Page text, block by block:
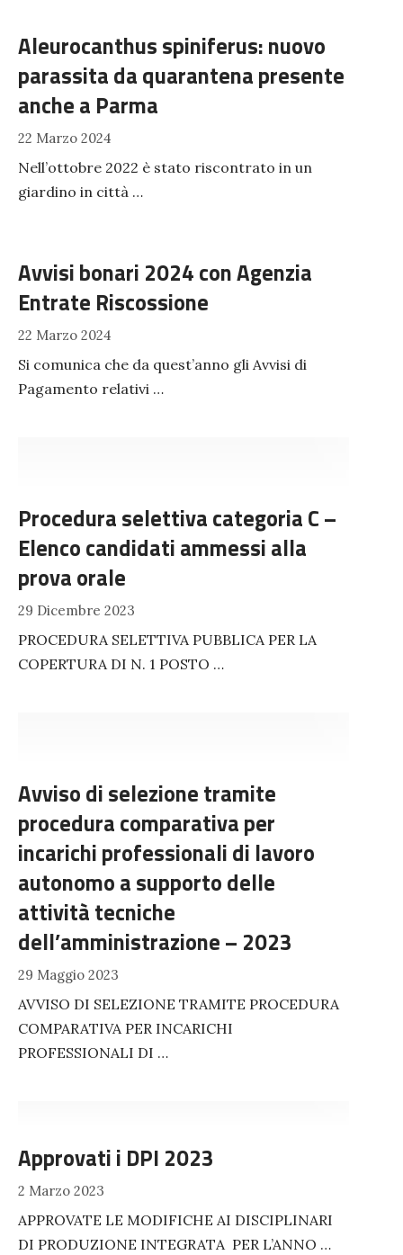
Aleurocanthus spiniferus: nuovo
parassita da quarantena presente
anche a Parma
22 Marzo 2024
Nell’ottobre 2022 è stato riscontrato in un
giardino in città …
Avvisi bonari 2024 con Agenzia
Entrate Riscossione
22 Marzo 2024
Si comunica che da quest’anno gli Avvisi di
Pagamento relativi …
Procedura selettiva categoria C –
Elenco candidati ammessi alla
prova orale
29 Dicembre 2023
PROCEDURA SELETTIVA PUBBLICA PER LA
COPERTURA DI N. 1 POSTO …
Avviso di selezione tramite
procedura comparativa per
incarichi professionali di lavoro
autonomo a supporto delle
attività tecniche
dell’amministrazione – 2023
29 Maggio 2023
AVVISO DI SELEZIONE TRAMITE PROCEDURA
COMPARATIVA PER INCARICHI
PROFESSIONALI DI …
Approvati i DPI 2023
2 Marzo 2023
APPROVATE LE MODIFICHE AI DISCIPLINARI
DI PRODUZIONE INTEGRATA PER L’ANNO …